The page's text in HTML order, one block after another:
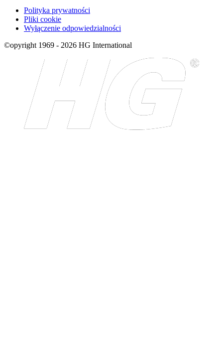
Polityka prywatności
Pliki cookie
Wyłączenie odpowiedzialności
©opyright 1969 - 2026 HG International